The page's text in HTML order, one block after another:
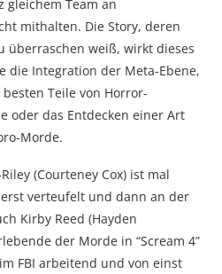
gleichem Team an
mithalten. Die Story, deren
überraschen weiß, wirkt dieses
die Integration der Meta-Ebene,
Teile von Horror-
oder das Entdecken einer Art
Morde.
(Courteney Cox) ist mal
verteufelt und dann an der
Kirby Reed (Hayden
der Morde in “Scream 4”
FBI arbeitend und von einst